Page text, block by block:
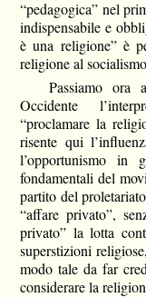
“pedagogica” nel
indispensabile e
è una religione” è
religione al
Passiamo ora
Occidente
“proclamare la
risente qui
l’opportunismo in
fondamentali del
partito del
“affare privato”,
privato” la lotta
superstizioni
modo tale da far
considerare la